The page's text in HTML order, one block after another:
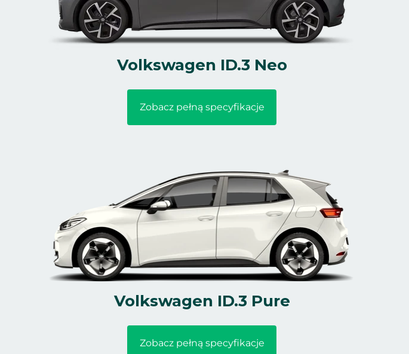
Volkswagen ID.3 Neo
Zobacz pełną specyfikacje
Volkswagen ID.3 Pure
Zobacz pełną specyfikacje